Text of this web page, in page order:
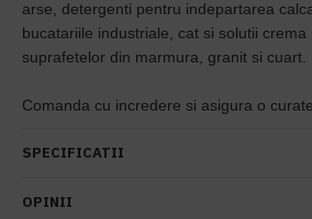
arse, detergenti pentru indepartarea
bucatariile industriale, cat si solutii
suprafetelor din marmura, granit si cuart.
Comanda cu incredere si asigura o
SPECIFICATII
OPINII